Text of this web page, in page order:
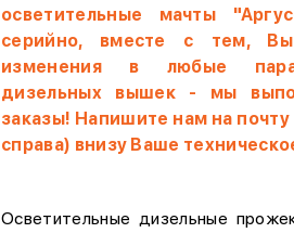
осветительные мачты
серийно, вместе с тем,
изменения в любые
дизельных вышек - мы
заказы! Напишите нам на почту
справа) внизу Ваше
Осветительные дизельные